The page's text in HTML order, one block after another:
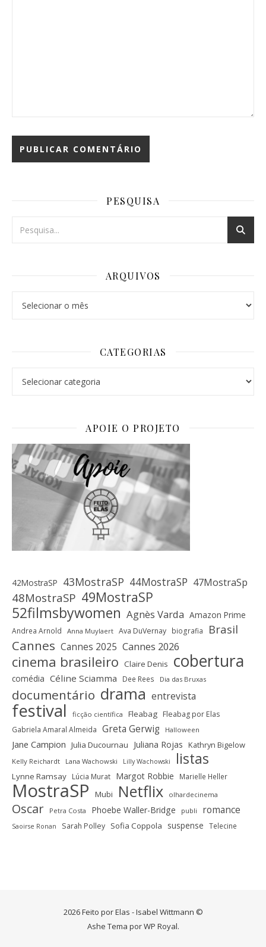
PESQUISA
ARQUIVOS
CATEGORIAS
APOIE O PROJETO
42MostraSP 43MostraSP 44MostraSP 47MostraSp
48MostraSP 49MostraSP
52filmsbywomen Agnès Varda Amazon Prime
Andrea Arnold Anna Muylaert Ava DuVernay biografia Brasil
Cannes Cannes 2025 Cannes 2026
cinema brasileiro Claire Denis cobertura
comédia Céline Sciamma Dee Rees Dia das Bruxas
documentário drama entrevista
festival ficção científica Fleabag Fleabag por Elas
Gabriela Amaral Almeida Greta Gerwig Halloween
Jane Campion Julia Ducournau Juliana Rojas Kathryn Bigelow
Kelly Reichardt Lana Wachowski Lilly Wachowski listas
Lynne Ramsay Lúcia Murat Margot Robbie Marielle Heller
MostraSP Mubi Netflix olhardecinema
Oscar Petra Costa Phoebe Waller-Bridge publi romance
Saoirse Ronan Sarah Polley Sofia Coppola suspense Telecine
2026 Feito por Elas - Isabel Wittmann ©
Ashe Tema porWP Royal.